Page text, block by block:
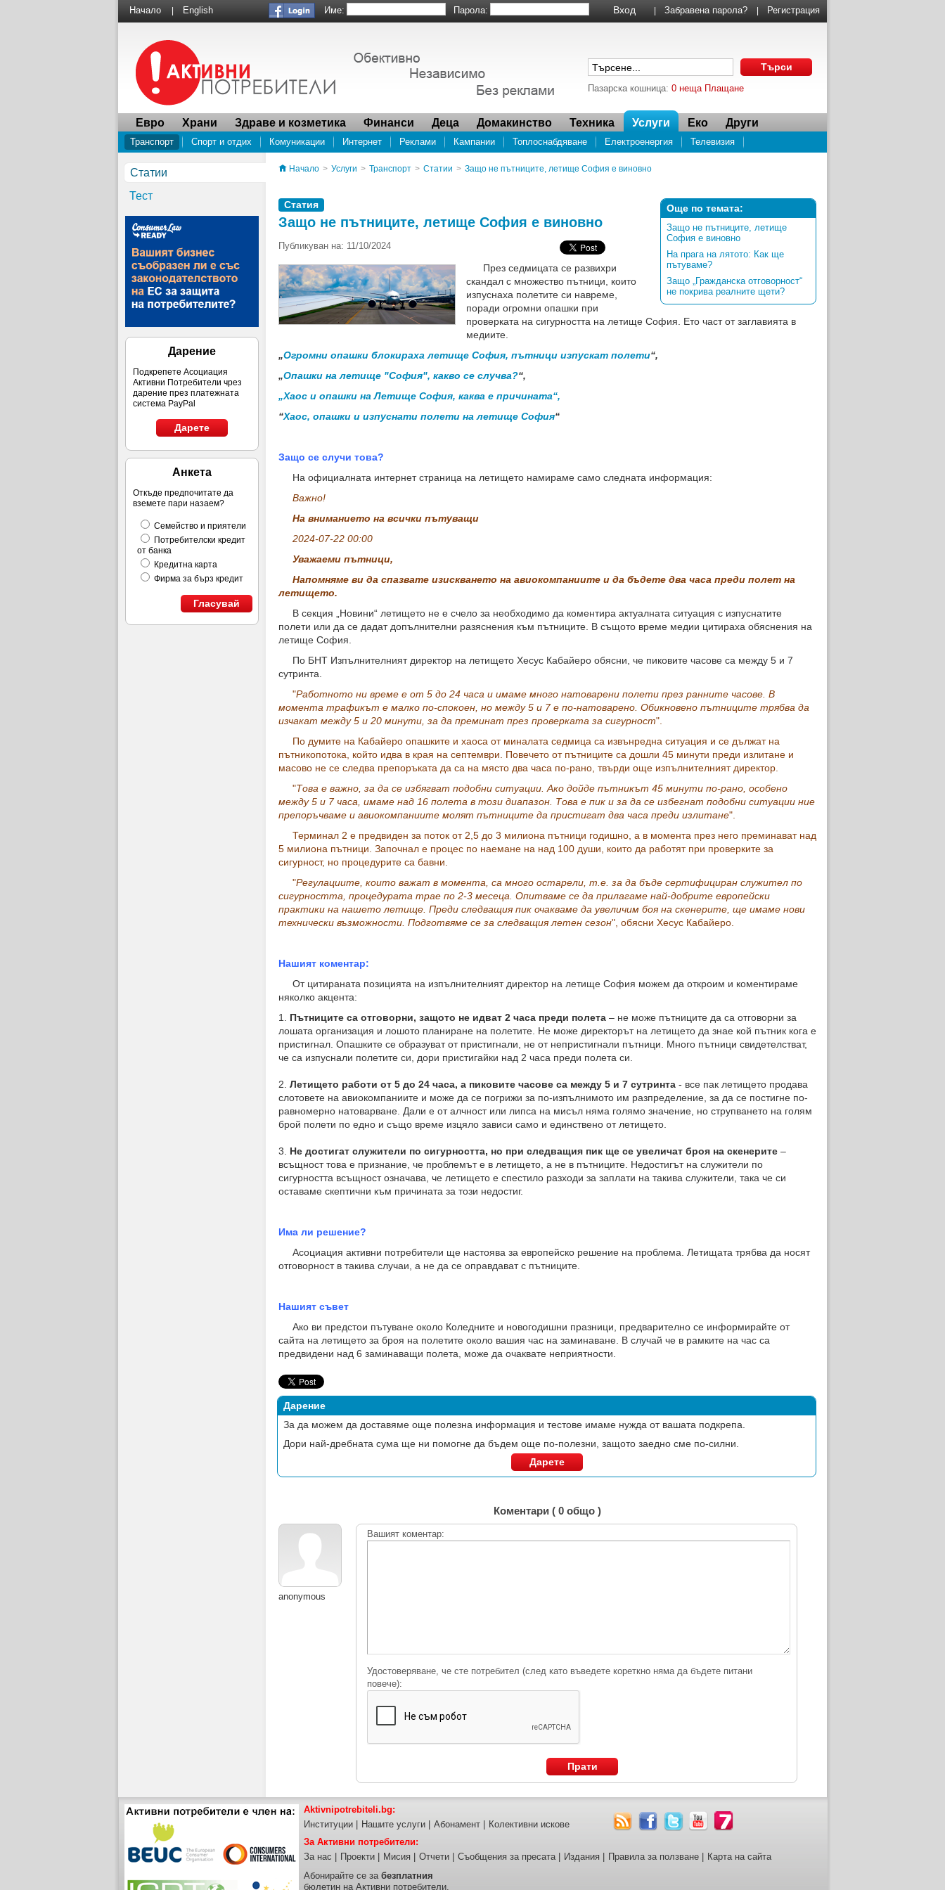
Начало English Име: Парола: Забравена парола? Регистрация
Пазарска кошница: 0 неща Плащане
Евро Храни Здраве и козметика Финанси Деца Домакинство Техника Услуги
Транспорт Спорт и отдих Комуникации Интернет Реклами Кампании Топлоснабдяване Електроенергия
Телевизия
ПРОУЧВАНЕ Социалната отговорност на супермаркетите (2014)
Еко Други
Статии
Тест
Дарение
Подкрепете Асоциация
Активни Потребители чрез
дарение през платежната
система PayPal
Дарете
Анкета
Откъде предпочитате да
вземете пари назаем?
Семейство и приятели
Потребителски кредит
от банка
Кредитна карта
Фирма за бърз кредит
Гласувай
Начало > Услуги > Транспорт > Статии > Защо не пътниците, летище София е виновно
Още по темата:
Защо не пътниците, летище
София е виновно
На прага на лятото: Как ще
пътуваме?
Защо „Гражданска отговорност“
не покрива реалните щети?
Статия
Защо не пътниците, летище София е виновно
Публикуван на: 11/10/2024
През седмицата се развихри
скандал с множество пътници, които
изпуснаха полетите си навреме,
поради огромни опашки при
проверката на сигурността на летище София. Ето част от заглавията в
медиите.
„Огромни опашки блокираха летище София, пътници изпускат полети“,
„Опашки на летище "София", какво се случва?“,
„Хаос и опашки на Летище София, каква е причината“,
“Хаос, опашки и изпуснати полети на летище София“
Защо се случи това?
На официалната интернет страница на летището намираме само следната информация:
Важно!
На вниманието на всички пътуващи
2024-07-22 00:00
Уважаеми пътници,
Напомняме ви да спазвате изискването на авиокомпаниите и да бъдете два часа преди полет на
летището.
В секция „Новини“ летището не е счело за необходимо да коментира актуалната ситуация с изпуснатите
полети или да се дадат допълнителни разяснения към пътниците. В същото време медии цитираха обяснения на
летище София.
По БНТ Изпълнителният директор на летището Хесус Кабайеро обясни, че пиковите часове са между 5 и 7
сутринта.
"Работното ни време е от 5 до 24 часа и имаме много натоварени полети през ранните часове. В
момента трафикът е малко по-спокоен, но между 5 и 7 е по-натоварено. Обикновено пътниците трябва да
изчакат между 5 и 20 минути, за да преминат през проверката за сигурност".
По думите на Кабайеро опашките и хаоса от миналата седмица са извънредна ситуация и се дължат на
пътникопотока, който идва в края на септември. Повечето от пътниците са дошли 45 минути преди излитане и
масово не се следва препоръката да са на място два часа по-рано, твърди още изпълнителният директор.
"Това е важно, за да се избягват подобни ситуации. Ако дойде пътникът 45 минути по-рано, особено
между 5 и 7 часа, имаме над 16 полета в този диапазон. Това е пик и за да се избегнат подобни ситуации ние
препоръчваме и авиокомпаниите молят пътниците да пристигат два часа преди излитане".
Терминал 2 е предвиден за поток от 2,5 до 3 милиона пътници годишно, а в момента през него преминават над
5 милиона пътници. Започнал е процес по наемане на над 100 души, които да работят при проверките за
сигурност, но процедурите са бавни.
"Регулациите, които важат в момента, са много остарели, т.е. за да бъде сертифициран служител по
сигурността, процедурата трае по 2-3 месеца. Опитваме се да прилагаме най-добрите европейски
практики на нашето летище. Преди следващия пик очакваме да увеличим боя на скенерите, ще имаме нови
технически възможности. Подготвяме се за следващия летен сезон", обясни Хесус Кабайеро.
Нашият коментар:
От цитираната позицията на изпълнителният директор на летище София можем да откроим и коментираме
няколко акцента:
1. Пътниците са отговорни, защото не идват 2 часа преди полета – не може пътниците да са отговорни за
лошата организация и лошото планиране на полетите. Не може директорът на летището да знае кой пътник кога е
пристигнал. Опашките се образуват от пристигнали, не от непристигнали пътници. Много пътници свидетелстват,
че са изпуснали полетите си, дори пристигайки над 2 часа преди полета си.
2. Летището работи от 5 до 24 часа, а пиковите часове са между 5 и 7 сутринта - все пак летището продава
слотовете на авиокомпаниите и може да се погрижи за по-изпълнимото им разпределение, за да се постигне по-
равномерно натоварване. Дали е от алчност или липса на мисъл няма голямо значение, но струпването на голям
брой полети по едно и също време изцяло зависи само и единствено от летището.
3. Не достигат служители по сигурността, но при следващия пик ще се увеличат броя на скенерите –
всъщност това е признание, че проблемът е в летището, а не в пътниците. Недостигът на служители по
сигурността всъщност означава, че летището е спестило разходи за заплати на такива служители, така че си
оставаме скептични към причината за този недостиг.
Има ли решение?
Асоциация активни потребители ще настоява за европейско решение на проблема. Летищата трябва да носят
отговорност в такива случаи, а не да се оправдават с пътниците.
Нашият съвет
Ако ви предстои пътуване около Коледните и новогодишни празници, предварително се информирайте от
сайта на летището за броя на полетите около вашия час на заминаване. В случай че в рамките на час са
предвидени над 6 заминаващи полета, може да очаквате неприятности.
Дарение
За да можем да доставяме още полезна информация и тестове имаме нужда от вашата подкрепа.
Дори най-дребната сума ще ни помогне да бъдем още по-полезни, защото заедно сме по-силни.
Дарете
Коментари ( 0 общо )
anonymous
Вашият коментар:
Удостоверяване, че сте потребител (след като въведете кореткно няма да бъдете питани
повече):
Прати
Aktivnipotrebiteli.bg:
Институции
Нашите услуги Абонамент
Колективни искове
За Активни потребители:
За нас
Проекти Мисия Отчети Съобщения за пресата| Издания Правила за ползване
Карта на сайта
Абонирайте се за безплатния
бюлетин на Активни потребители.